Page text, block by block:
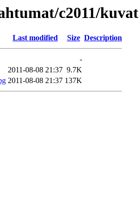
c2011/kuvat
Last modified Size Description
-
2011-08-08 21:37 9.7K
2011-08-08 21:37 137K